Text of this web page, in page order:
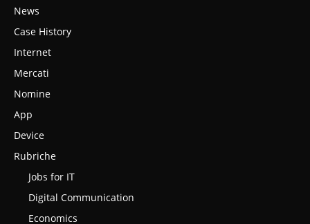
News
Case History
Internet
Mercati
Nomine
App
Device
Rubriche
Jobs for IT
Digital Communication
Economics